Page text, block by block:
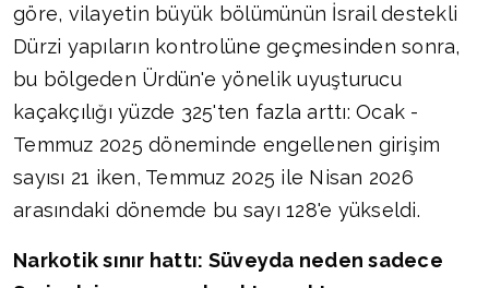
göre, vilayetin büyük bölümünün İsrail destekli
Dürzi yapıların kontrolüne geçmesinden sonra,
bu bölgeden Ürdün'e yönelik uyuşturucu
kaçakçılığı yüzde 325'ten fazla arttı: Ocak -
Temmuz 2025 döneminde engellenen girişim
sayısı 21 iken, Temmuz 2025 ile Nisan 2026
arasındaki dönemde bu sayı 128'e yükseldi.
Narkotik sınır hattı: Süveyda neden sadece